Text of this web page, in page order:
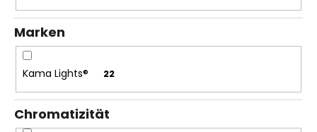
e
r
u
n
g
Marken
Kama Lights® 22
Chromatizität